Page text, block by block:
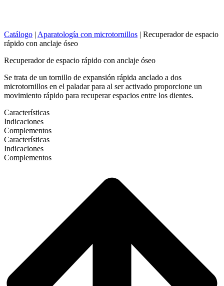
Catálogo | Aparatología con microtornillos | Recuperador de espacio
rápido con anclaje óseo
Recuperador de espacio rápido con anclaje óseo
Se trata de un tornillo de expansión rápida anclado a dos
microtornillos en el paladar para al ser activado proporcione un
movimiento rápido para recuperar espacios entre los dientes.
Características
Indicaciones
Complementos
Características
Indicaciones
Complementos